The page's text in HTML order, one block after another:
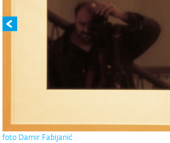
foto Damir Fabijanić